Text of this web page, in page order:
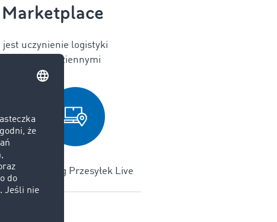
jest uczynienie logistyki
sobie z codziennymi
Monitoring Przesyłek Live